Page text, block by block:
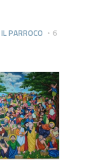
IL PARROCO
6